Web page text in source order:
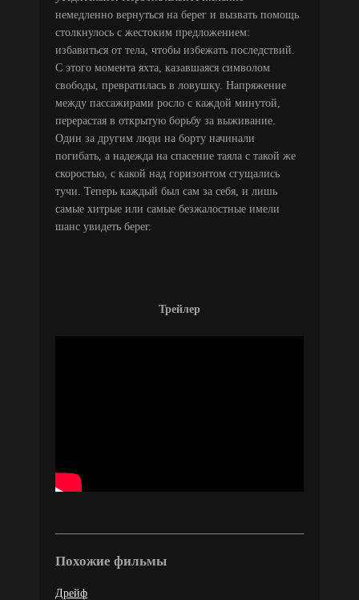
немедленно вернуться на берег и вызвать помощь
столкнулось с жестоким предложением:
избавиться от тела, чтобы избежать последствий.
С этого момента яхта, казавшаяся символом
свободы, превратилась в ловушку. Напряжение
между пассажирами росло с каждой минутой,
перерастая в открытую борьбу за выживание.
Один за другим люди на борту начинали
погибать, а надежда на спасение таяла с такой же
скоростью, с какой над горизонтом сгущались
тучи. Теперь каждый был сам за себя, и лишь
самые хитрые или самые безжалостные имели
шанс увидеть берег.
Трейлер
Похожие фильмы
Дрейф